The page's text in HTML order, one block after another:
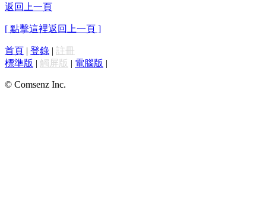
返回上一頁
[ 點擊這裡返回上一頁 ]
首頁 | 登錄 | 註冊
標準版 | 觸屏版 | 電腦版 |
© Comsenz Inc.